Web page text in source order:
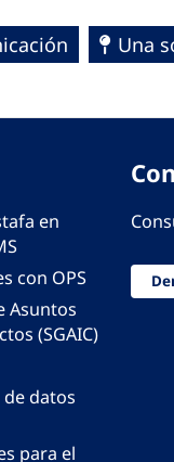
Una
en
con OPS
Asuntos
(SGAIC)
datos
para el